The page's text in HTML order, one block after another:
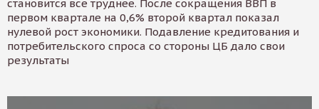
становится все труднее. После сокращения ВВП в
первом квартале на 0,6% второй квартал показал
нулевой рост экономики. Подавление кредитования и
потребительского спроса со стороны ЦБ дало свои
результаты